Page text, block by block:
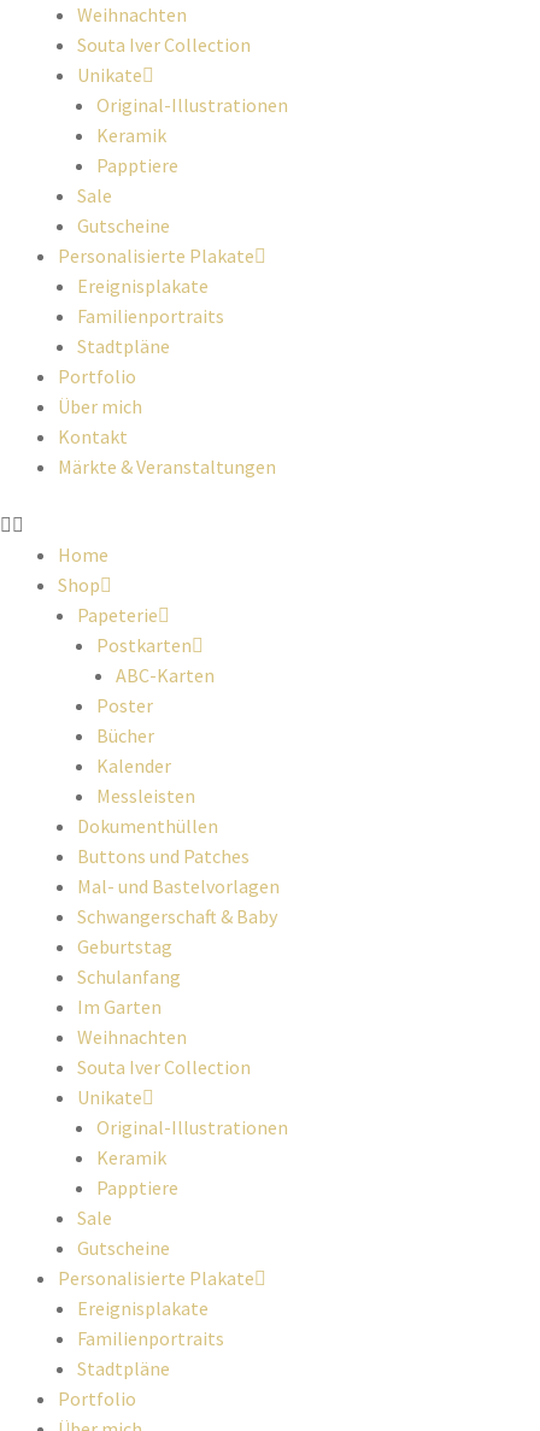
Weihnachten
Souta Iver Collection
Unikate
Original-Illustrationen
Keramik
Papptiere
Sale
Gutscheine
Personalisierte Plakate
Ereignisplakate
Familienportraits
Stadtpläne
Portfolio
Über mich
Kontakt
Märkte & Veranstaltungen
Home
Shop
Papeterie
Postkarten
ABC-Karten
Poster
Bücher
Kalender
Messleisten
Dokumenthüllen
Buttons und Patches
Mal- und Bastelvorlagen
Schwangerschaft & Baby
Geburtstag
Schulanfang
Im Garten
Weihnachten
Souta Iver Collection
Unikate
Original-Illustrationen
Keramik
Papptiere
Sale
Gutscheine
Personalisierte Plakate
Ereignisplakate
Familienportraits
Stadtpläne
Portfolio